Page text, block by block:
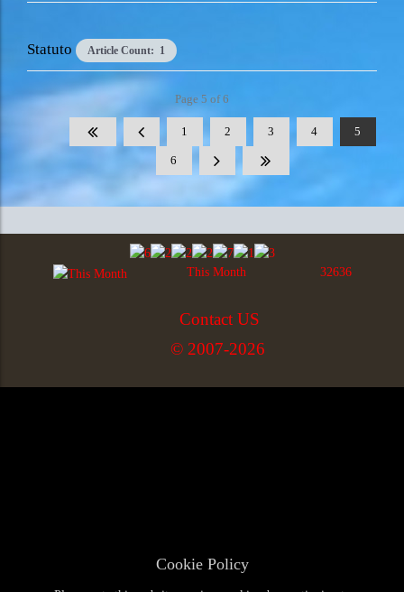
Statuto Article Count: 1
Page 5 of 6
1 2 3 4 5
6
This Month 32636
Contact US
© 2007-2026
Cookie Policy